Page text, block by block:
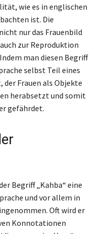
wie es in englischen
ist. Die
nur das Frauenbild
zur Reproduktion
man diesen Begriff
selbst Teil eines
Frauen als Objekte
herabsetzt und somit
gefährdet.
Begriff „Kahba“ eine
und vor allem in
Oft wird er
Konnotationen